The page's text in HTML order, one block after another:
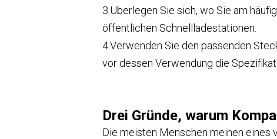
3. Überlegen Sie sich, wo Sie am
öffentlichen Schnellladestationen.
4.Verwenden Sie den passenden
vor dessen Verwendung die
Drei Gründe, warum
Die meisten Menschen meinen eines